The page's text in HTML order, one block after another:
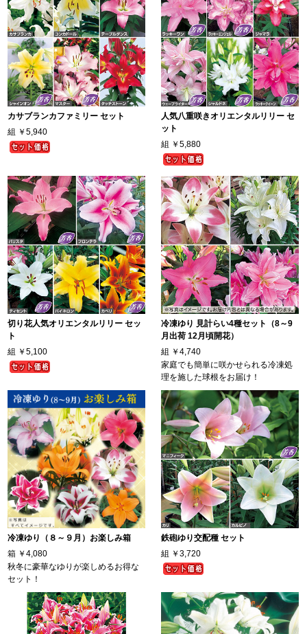
カサブランカファミリー セット
組 ￥5,940
人気八重咲きオリエンタルリリー セ
ット
組 ￥5,880
切り花人気オリエンタルリリー セッ
ト
組 ￥5,100
冷凍ゆり 見計らい4種セット（8～9
月出荷 12月頃開花）
組 ￥4,740
家庭でも簡単に咲かせられる冷凍処
理を施した球根をお届け！
冷凍ゆり（８～９月）お楽しみ箱
箱 ￥4,080
秋冬に豪華なゆりが楽しめるお得な
セット！
鉄砲ゆり交配種 セット
組 ￥3,720